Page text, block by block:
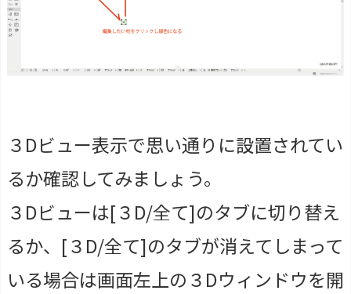
３Dビュー表示で思い通りに設置されてい
るか確認してみましょう。
３Dビューは[３D/全て]のタブに切り替え
るか、[３D/全て]のタブが消えてしまって
いる場合は画面左上の３Dウィンドウを開